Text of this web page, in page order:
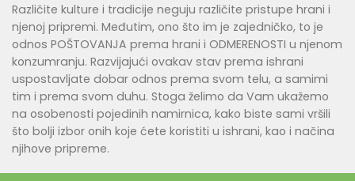
Različite kulture i tradicije neguju različite pristupe hrani i
njenoj pripremi. Međutim, ono što im je zajedničko, to je
odnos POŠTOVANJA prema hrani i ODMERENOSTI u njenom
konzumranju. Razvijajući ovakav stav prema ishrani
uspostavljate dobar odnos prema svom telu, a samimi
tim i prema svom duhu. Stoga želimo da Vam ukažemo
na osobenosti pojedinih namirnica, kako biste sami vršili
što bolji izbor onih koje ćete koristiti u ishrani, kao i načina
njihove pripreme.